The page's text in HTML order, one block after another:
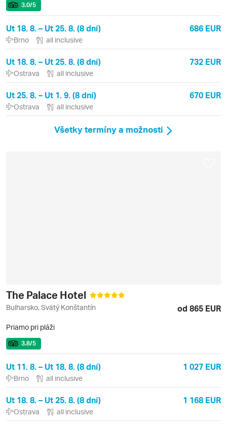
3.0/5
Ut 18. 8. – Ut 25. 8. (8 dní) 686 EUR
Brno all inclusive
Ut 18. 8. – Ut 25. 8. (8 dní) 732 EUR
Ostrava all inclusive
Ut 25. 8. – Ut 1. 9. (8 dní) 670 EUR
Ostrava all inclusive
Všetky termíny a možnosti
The Palace Hotel
Bulharsko, Svätý Konštantín od 865 EUR
Priamo pri pláži
3.8/5
Ut 11. 8. – Ut 18. 8. (8 dní) 1 027 EUR
Brno all inclusive
Ut 18. 8. – Ut 25. 8. (8 dní) 1 168 EUR
Ostrava all inclusive